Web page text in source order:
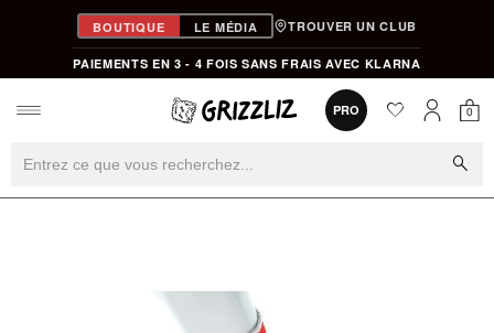
BOUTIQUE LE MÉDIA TROUVER UN CLUB
PAIEMENTS EN 3 - 4 FOIS SANS FRAIS AVEC KLARNA
PRO favorite0
0
search